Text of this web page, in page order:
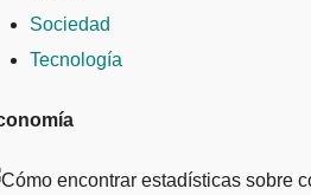
Sociedad
Tecnología